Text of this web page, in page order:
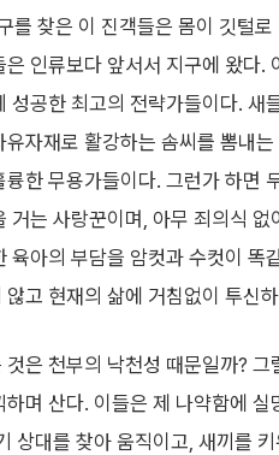
를 찾은 이 진객들은 몸이 깃털
인류보다 앞서서 지구에 왔다.
성공한 최고의 전략가들이다. 새
자재로 활강하는 솜씨를 뽐내
한 무용가들이다. 그런가 하면
거는 사랑꾼이며, 아무 죄의식 없
육아의 부담을 암컷과 수컷이 똑
고 현재의 삶에 거침없이 투신
은 천부의 낙천성 때문일까?
며 산다. 이들은 제 나약함에
상대를 찾아 움직이고, 새끼를